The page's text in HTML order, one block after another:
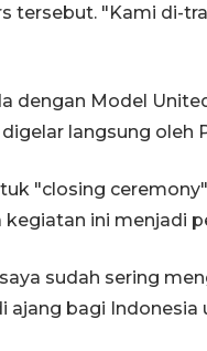
tersebut. "Kami di-
dengan Model
langsung oleh
"closing
kegiatan ini menjadi
sudah sering
ajang bagi